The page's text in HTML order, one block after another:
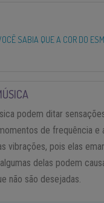
SABIA QUE A COR DO
podem ditar
de frequência e
vibrações, pois elas
delas podem
não são desejadas.